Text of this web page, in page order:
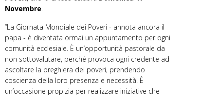
Novembre.
“La Giornata Mondiale dei Poveri - annota ancora il
papa - è diventata ormai un appuntamento per ogni
comunità ecclesiale. È un’opportunità pastorale da
non sottovalutare, perché provoca ogni credente ad
ascoltare la preghiera dei poveri, prendendo
coscienza della loro presenza e necessità. È
un’occasione propizia per realizzare iniziative che